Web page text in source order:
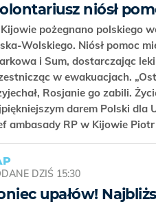
niósł
pożegnano polskiego
Wolskiego. Niósł pomoc
i Sum, dostarczając
w ewakuacjach.
Rosjanie go zabili.
darem Polski dla
ambasady RP w Kijowie
DZIŚ 15:30
upałów!